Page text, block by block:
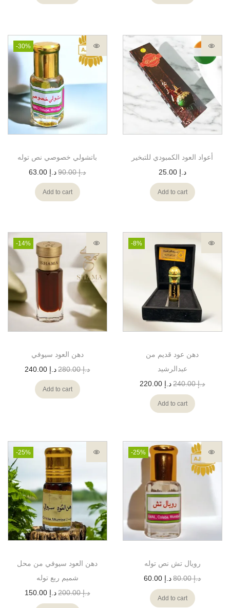
-30%
باتشولي خصوصي نص توله
د.إ90.00 د.إ
Add to cart
أعواد العود الكمبودي للتبخير
د.إ 25.00
Add to cart
-14%
دهن العود سيوفي
د.إ280.00 د.إ
Add to cart
-8%
دهن عود قديم من
عبدالرشيد
د.إ240.00 د.إ
Add to cart
-25%
دهن العود سيوفي من محل
شميم ربع توله
د.إ200.00 د.إ
-25%
رويال تش نص توله
د.إ80.00 د.إ
Add to cart